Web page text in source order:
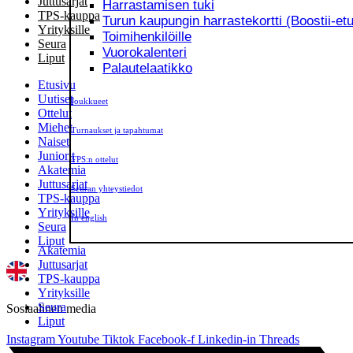
Harrastamisen tuki
Turun kaupungin harrastekortti (Boostii-
Toimihenkilöille
Vuorokalenteri
Palautelaatikko
Joukkueet
Turnaukset ja tapahtumat
TPS:n ottelut
Seuran yhteystiedot
In english
Akatemia
Juttusarjat
TPS-kauppa
Yrityksille
Seura
Liput
TPS-kauppa
Yrityksille
Seura
Liput
Etusivu
Uutiset
Ottelut
Miehet
Naiset
Juniorit
Akatemia
Juttusarjat
TPS-kauppa
Yrityksille
Seura
Liput
Sosiaalinen media
InstagramYoutube Tiktok Facebook-f Linkedin-in Threads